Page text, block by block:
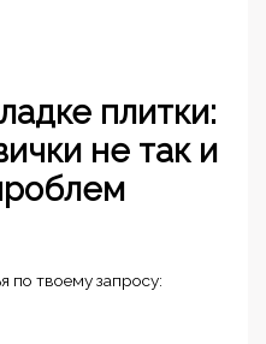
плитки:
не так и
по твоему запросу: